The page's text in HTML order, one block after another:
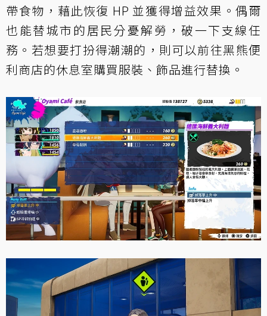
帶食物，藉此恢復 HP 並獲得增益效果。偶爾
也能替城市的居民分憂解勞，破一下支線任
務。若想要打扮得潮潮的，則可以前往黑熊便
利商店的休息室購買服裝、飾品進行替換。